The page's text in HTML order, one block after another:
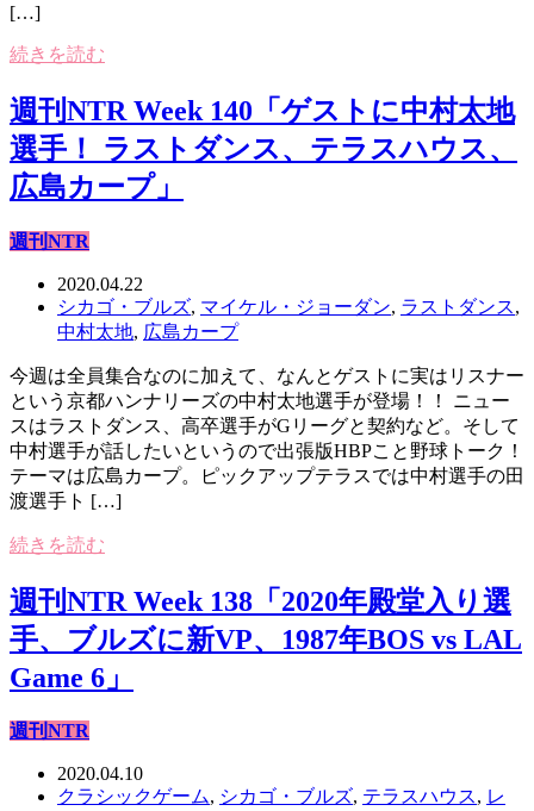
[…]
続きを読む
週刊NTR Week 140「ゲストに中村太地
選手！ ラストダンス、テラスハウス、
広島カープ」
週刊NTR
2020.04.22
シカゴ・ブルズ, マイケル・ジョーダン, ラストダンス,
中村太地, 広島カープ
今週は全員集合なのに加えて、なんとゲストに実はリスナー
という京都ハンナリーズの中村太地選手が登場！！ ニュー
スはラストダンス、高卒選手がGリーグと契約など。そして
中村選手が話したいというので出張版HBPこと野球トーク！
テーマは広島カープ。ピックアップテラスでは中村選手の田
渡選手ト […]
続きを読む
週刊NTR Week 138「2020年殿堂入り選
手、ブルズに新VP、1987年BOS vs LAL
Game 6」
週刊NTR
2020.04.10
クラシックゲーム, シカゴ・ブルズ, テラスハウス, レ